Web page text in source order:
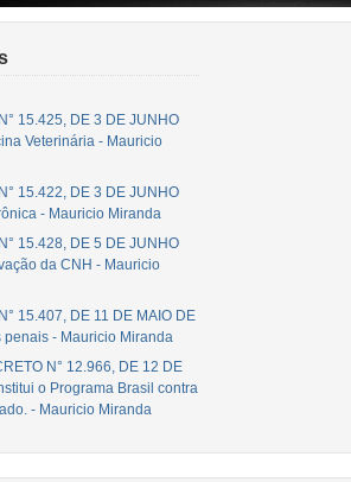
15.425, DE 3 DE JUNHO
Veterinária - Mauricio
15.422, DE 3 DE JUNHO
- Mauricio Miranda
15.428, DE 5 DE JUNHO
da CNH - Mauricio
15.407, DE 11 DE MAIO DE
penais - Mauricio Miranda
N° 12.966, DE 12 DE
o Programa Brasil contra
- Mauricio Miranda